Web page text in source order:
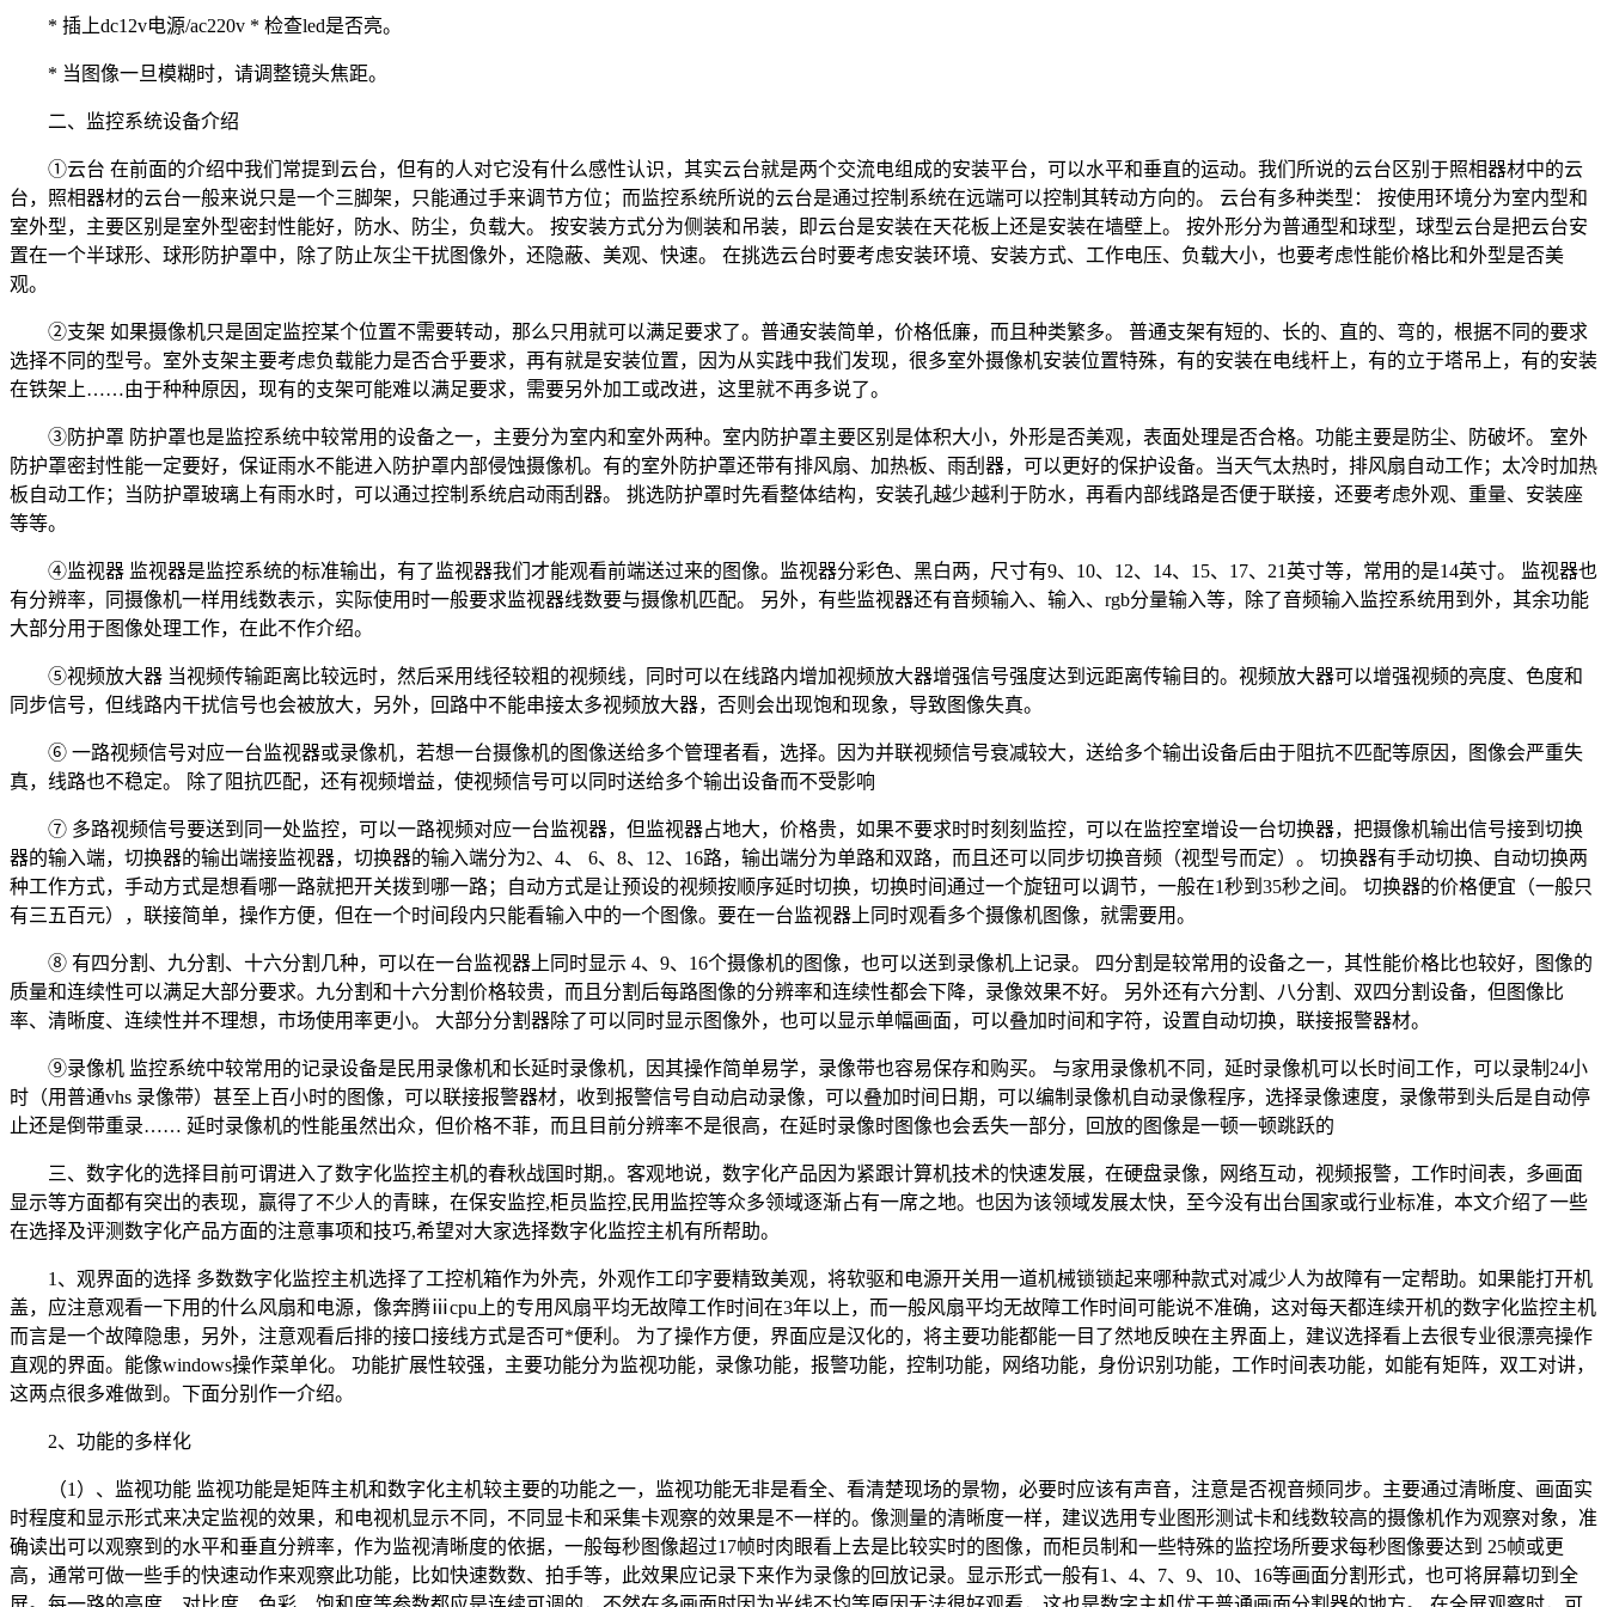
* 插上dc12v电源/ac220v * 检查led是否亮。
* 当图像一旦模糊时，请调整镜头焦距。
二、监控系统设备介绍
①云台 在前面的介绍中我们常提到云台，但有的人对它没有什么感性认识，其实云台就是两个交流电组成的安装平台，可以水平和垂直的运动。我们所说的云台区别于照相器材中的云
台，照相器材的云台一般来说只是一个三脚架，只能通过手来调节方位；而监控系统所说的云台是通过控制系统在远端可以控制其转动方向的。 云台有多种类型： 按使用环境分为室内型和
室外型，主要区别是室外型密封性能好，防水、防尘，负载大。 按安装方式分为侧装和吊装，即云台是安装在天花板上还是安装在墙壁上。 按外形分为普通型和球型，球型云台是把云台安
置在一个半球形、球形防护罩中，除了防止灰尘干扰图像外，还隐蔽、美观、快速。 在挑选云台时要考虑安装环境、安装方式、工作电压、负载大小，也要考虑性能价格比和外型是否美
观。
②支架 如果摄像机只是固定监控某个位置不需要转动，那么只用就可以满足要求了。普通安装简单，价格低廉，而且种类繁多。 普通支架有短的、长的、直的、弯的，根据不同的要求
选择不同的型号。室外支架主要考虑负载能力是否合乎要求，再有就是安装位置，因为从实践中我们发现，很多室外摄像机安装位置特殊，有的安装在电线杆上，有的立于塔吊上，有的安装
在铁架上……由于种种原因，现有的支架可能难以满足要求，需要另外加工或改进，这里就不再多说了。
③防护罩 防护罩也是监控系统中较常用的设备之一，主要分为室内和室外两种。室内防护罩主要区别是体积大小，外形是否美观，表面处理是否合格。功能主要是防尘、防破坏。 室外
防护罩密封性能一定要好，保证雨水不能进入防护罩内部侵蚀摄像机。有的室外防护罩还带有排风扇、加热板、雨刮器，可以更好的保护设备。当天气太热时，排风扇自动工作；太冷时加热
板自动工作；当防护罩玻璃上有雨水时，可以通过控制系统启动雨刮器。 挑选防护罩时先看整体结构，安装孔越少越利于防水，再看内部线路是否便于联接，还要考虑外观、重量、安装座
等等。
④监视器 监视器是监控系统的标准输出，有了监视器我们才能观看前端送过来的图像。监视器分彩色、黑白两，尺寸有9、10、12、14、15、17、21英寸等，常用的是14英寸。 监视器也
有分辨率，同摄像机一样用线数表示，实际使用时一般要求监视器线数要与摄像机匹配。 另外，有些监视器还有音频输入、输入、rgb分量输入等，除了音频输入监控系统用到外，其余功能
大部分用于图像处理工作，在此不作介绍。
⑤视频放大器 当视频传输距离比较远时，然后采用线径较粗的视频线，同时可以在线路内增加视频放大器增强信号强度达到远距离传输目的。视频放大器可以增强视频的亮度、色度和
同步信号，但线路内干扰信号也会被放大，另外，回路中不能串接太多视频放大器，否则会出现饱和现象，导致图像失真。
⑥ 一路视频信号对应一台监视器或录像机，若想一台摄像机的图像送给多个管理者看，选择。因为并联视频信号衰减较大，送给多个输出设备后由于阻抗不匹配等原因，图像会严重失
真，线路也不稳定。 除了阻抗匹配，还有视频增益，使视频信号可以同时送给多个输出设备而不受影响
⑦ 多路视频信号要送到同一处监控，可以一路视频对应一台监视器，但监视器占地大，价格贵，如果不要求时时刻刻监控，可以在监控室增设一台切换器，把摄像机输出信号接到切换
器的输入端，切换器的输出端接监视器，切换器的输入端分为2、4、 6、8、12、16路，输出端分为单路和双路，而且还可以同步切换音频（视型号而定）。 切换器有手动切换、自动切换两
种工作方式，手动方式是想看哪一路就把开关拨到哪一路；自动方式是让预设的视频按顺序延时切换，切换时间通过一个旋钮可以调节，一般在1秒到35秒之间。 切换器的价格便宜（一般只
有三五百元），联接简单，操作方便，但在一个时间段内只能看输入中的一个图像。要在一台监视器上同时观看多个摄像机图像，就需要用。
⑧ 有四分割、九分割、十六分割几种，可以在一台监视器上同时显示 4、9、16个摄像机的图像，也可以送到录像机上记录。 四分割是较常用的设备之一，其性能价格比也较好，图像的
质量和连续性可以满足大部分要求。九分割和十六分割价格较贵，而且分割后每路图像的分辨率和连续性都会下降，录像效果不好。 另外还有六分割、八分割、双四分割设备，但图像比
率、清晰度、连续性并不理想，市场使用率更小。 大部分分割器除了可以同时显示图像外，也可以显示单幅画面，可以叠加时间和字符，设置自动切换，联接报警器材。
⑨录像机 监控系统中较常用的记录设备是民用录像机和长延时录像机，因其操作简单易学，录像带也容易保存和购买。 与家用录像机不同，延时录像机可以长时间工作，可以录制24小
时（用普通vhs 录像带）甚至上百小时的图像，可以联接报警器材，收到报警信号自动启动录像，可以叠加时间日期，可以编制录像机自动录像程序，选择录像速度，录像带到头后是自动停
止还是倒带重录…… 延时录像机的性能虽然出众，但价格不菲，而且目前分辨率不是很高，在延时录像时图像也会丢失一部分，回放的图像是一顿一顿跳跃的
三、数字化的选择目前可谓进入了数字化监控主机的春秋战国时期,。客观地说，数字化产品因为紧跟计算机技术的快速发展，在硬盘录像，网络互动，视频报警，工作时间表，多画面
显示等方面都有突出的表现，赢得了不少人的青睐，在保安监控,柜员监控,民用监控等众多领域逐渐占有一席之地。也因为该领域发展太快，至今没有出台国家或行业标准，本文介绍了一些
在选择及评测数字化产品方面的注意事项和技巧,希望对大家选择数字化监控主机有所帮助。
1、观界面的选择 多数数字化监控主机选择了工控机箱作为外壳，外观作工印字要精致美观，将软驱和电源开关用一道机械锁锁起来哪种款式对减少人为故障有一定帮助。如果能打开机
盖，应注意观看一下用的什么风扇和电源，像奔腾ⅲcpu上的专用风扇平均无故障工作时间在3年以上，而一般风扇平均无故障工作时间可能说不准确，这对每天都连续开机的数字化监控主机
而言是一个故障隐患，另外，注意观看后排的接口接线方式是否可*便利。 为了操作方便，界面应是汉化的，将主要功能都能一目了然地反映在主界面上，建议选择看上去很专业很漂亮操作
直观的界面。能像windows操作菜单化。 功能扩展性较强，主要功能分为监视功能，录像功能，报警功能，控制功能，网络功能，身份识别功能，工作时间表功能，如能有矩阵，双工对讲，
这两点很多难做到。下面分别作一介绍。
2、功能的多样化
（1）、监视功能 监视功能是矩阵主机和数字化主机较主要的功能之一，监视功能无非是看全、看清楚现场的景物，必要时应该有声音，注意是否视音频同步。主要通过清晰度、画面实
时程度和显示形式来决定监视的效果，和电视机显示不同，不同显卡和采集卡观察的效果是不一样的。像测量的清晰度一样，建议选用专业图形测试卡和线数较高的摄像机作为观察对象，准
确读出可以观察到的水平和垂直分辨率，作为监视清晰度的依据，一般每秒图像超过17帧时肉眼看上去是比较实时的图像，而柜员制和一些特殊的监控场所要求每秒图像要达到 25帧或更
高，通常可做一些手的快速动作来观察此功能，比如快速数数、拍手等，此效果应记录下来作为录像的回放记录。显示形式一般有1、4、7、9、10、16等画面分割形式，也可将屏幕切到全